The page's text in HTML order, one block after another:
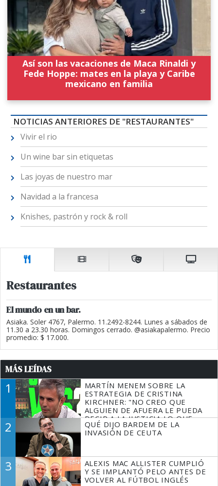
Así son las vacaciones de Maca Rinaldi y
Fede Hoppe: mates en la playa y Caribe
mexicano en familia
NOTICIAS ANTERIORES DE "RESTAURANTES"
Vivir el rio
Un wine bar sin etiquetas
Las joyas de nuestro mar
Navidad a la francesa
Knishes, pastrón y rock & roll
Restaurantes
El mundo en un bar.
Asiaka. Soler 4767, Palermo. 11.2492-8244. Lunes a sábados de
11.30 a 23.30 horas. Domingos cerrado. @asiakapalermo. Precio
promedio: $ 17.000.
MÁS LEÍDAS
1
MARTÍN MENEM SOBRE LA
ESTRATEGIA DE CRISTINA
KIRCHNER: "NO CREO QUE
ALGUIEN DE AFUERA LE PUEDA
DECIR A LA JUSTICIA LO QUE
TIENE QUE HACER"
2
QUÉ DIJO BARDEM DE LA
INVASIÓN DE CEUTA
3
ALEXIS MAC ALLISTER CUMPLIÓ
Y SE IMPLANTÓ PELO ANTES DE
VOLVER AL FÚTBOL INGLÉS